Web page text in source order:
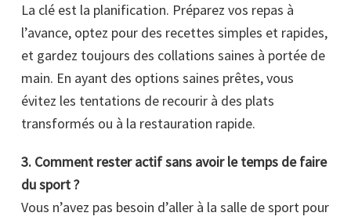
La clé est la planification. Préparez vos repas à
l’avance, optez pour des recettes simples et rapides,
et gardez toujours des collations saines à portée de
main. En ayant des options saines prêtes, vous
évitez les tentations de recourir à des plats
transformés ou à la restauration rapide.
3. Comment rester actif sans avoir le temps de faire
du sport ?
Vous n’avez pas besoin d’aller à la salle de sport pour